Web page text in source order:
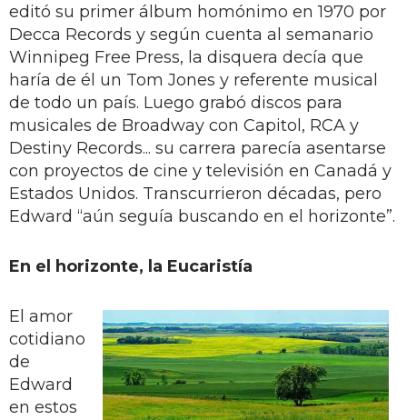
editó su primer álbum homónimo en 1970 por
Decca Records y según cuenta al semanario
Winnipeg Free Press, la disquera decía que
haría de él un Tom Jones y referente musical
de todo un país. Luego grabó discos para
musicales de Broadway con Capitol, RCA y
Destiny Records... su carrera parecía asentarse
con proyectos de cine y televisión en Canadá y
Estados Unidos. Transcurrieron décadas, pero
Edward “aún seguía buscando en el horizonte”.
En el horizonte, la Eucaristía
El amor
cotidiano
de
Edward
en estos